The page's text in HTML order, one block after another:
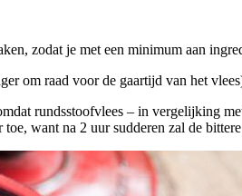
zodat je met een minimum aan
om raad voor de gaartijd van het
rundsstoofvlees – in vergelijking
want na 2 uur sudderen zal de